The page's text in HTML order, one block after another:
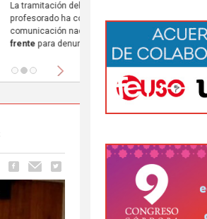
del
de
un paso al
Siguiente